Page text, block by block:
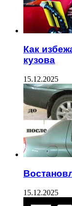
Как
кузова
15.12.2025
15.12.2025